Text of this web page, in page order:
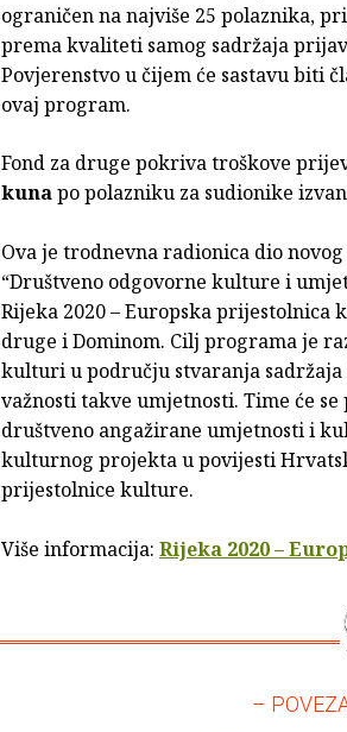
ograničen na najviše 25 polaznika,
prema kvaliteti samog sadržaja
Povjerenstvo u čijem će sastavu biti
ovaj program.
Fond za druge pokriva troškove
kunapo polazniku za sudionike
Ova je trodnevna radionica dio
“Društveno odgovorne kulture i
Rijeka 2020 – Europska prijestolnica
druge i Dominom. Cilj programa je
kulturi u području stvaranja
važnosti takve umjetnosti. Time će
društveno angažirane umjetnosti i
kulturnog projekta u povijesti
prijestolnice kulture.
Više informacija: Rijeka 2020 –
–